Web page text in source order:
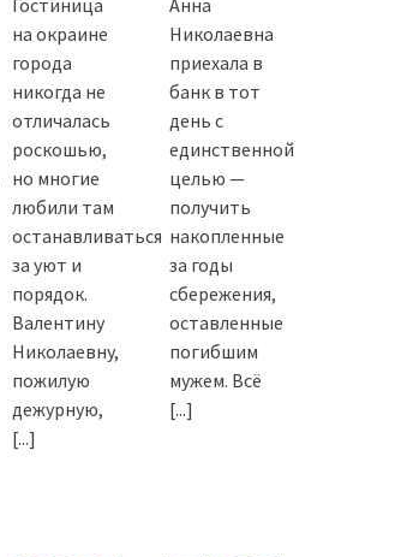
на окраине
города
никогда не
отличалась
роскошью,
но многие
любили там
останавливаться
за уют и
порядок.
Валентину
Николаевну,
пожилую
дежурную,
[...]
Николаевна
приехала в
банк в тот
день с
единственной
целью —
получить
накопленные
за годы
сбережения,
оставленные
погибшим
мужем. Всё
[...]